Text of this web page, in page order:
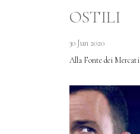
OSTILI
30 Jun 2020
Alla Fonte dei Mercati